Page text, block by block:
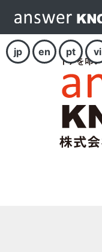
jp en pt vi